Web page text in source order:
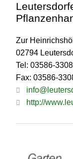
Zur
02794
Tel: 03586-
Fax: 03586-
http://